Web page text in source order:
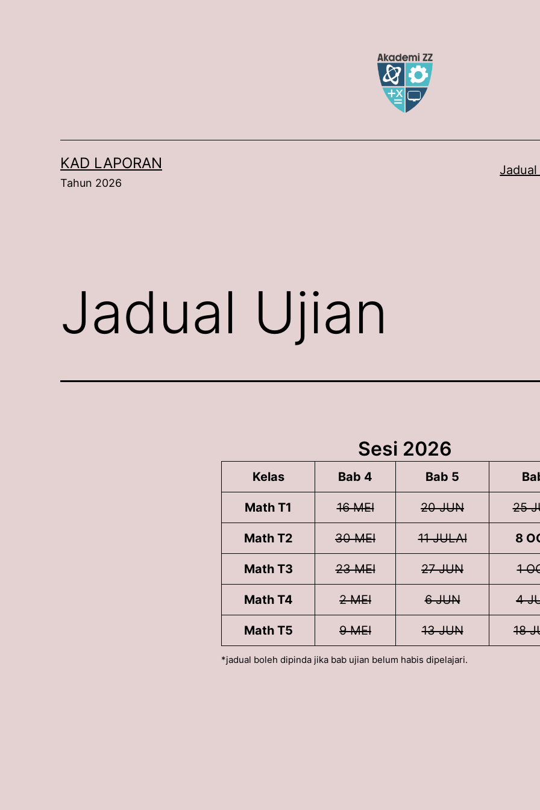
KAD LAPORAN
Tahun 2026
Jadual Ujian
Sesi 2026
Kelas Bab 4 Bab 5
Math T1 16 MEI 20 JUN 25
Math T2 30 MEI 11 JULAI 8
Math T3 23 MEI 27 JUN 1
Math T4 2 MEI 6 JUN 4
Math T5 9 MEI 13 JUN 18
*jadual boleh dipinda jika bab ujian belum habis dipelajari.